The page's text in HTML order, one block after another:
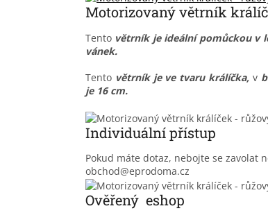
Motorizovaný větrník
Tento větrník je ideální pomůckou v
vánek.
Tento větrník je ve tvaru králíčka, v
je 16 cm.
Individuální přístup
Pokud máte dotaz, nebojte se zavolat
obchod@eprodoma.cz
Ověřený eshop